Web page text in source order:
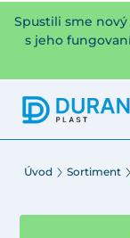
Spustili sme
s jeho
Úvod Sortiment